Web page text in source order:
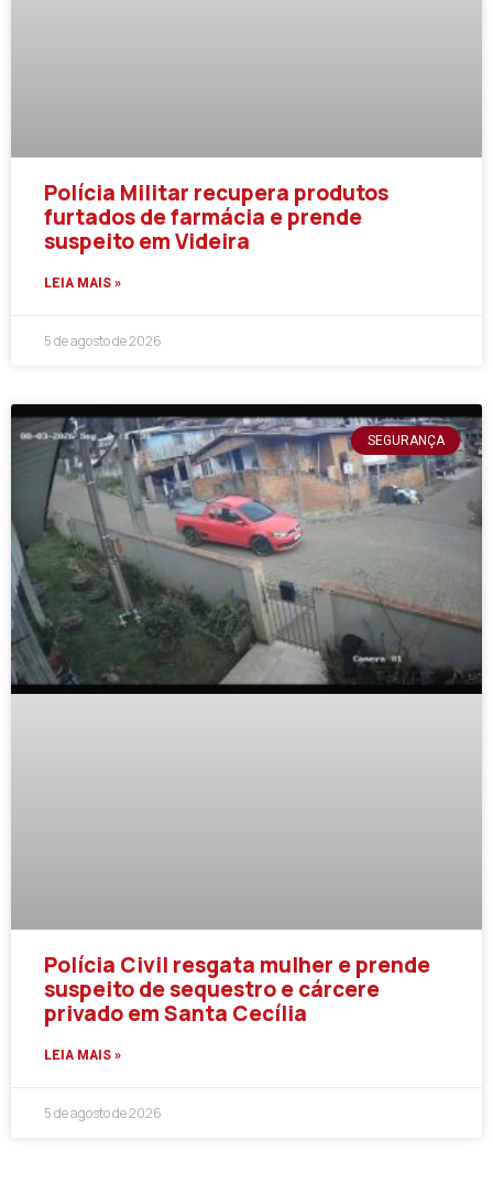
Polícia Militar recupera produtos
furtados de farmácia e prende
suspeito em Videira
LEIA MAIS »
5 de agosto de 2026
SEGURANÇA
Polícia Civil resgata mulher e prende
suspeito de sequestro e cárcere
privado em Santa Cecília
LEIA MAIS »
5 de agosto de 2026